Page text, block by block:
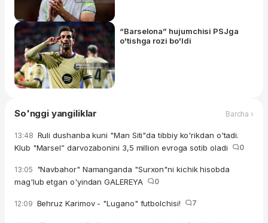
“Barselona” hujumchisi PSJga
o'tishga rozi bo'ldi
So'nggi yangiliklar Barcha ›
13:48 Ruli dushanba kuni "Man Siti"da tibbiy ko'rikdan o'tadi.
Klub "Marsel” darvozabonini 3,5 million evroga sotib oladi
0
13:05 "Navbahor" Namanganda "Surxon"ni kichik hisobda
mag'lub etgan o'yindan GALEREYA
0
12:09 Behruz Karimov - "Lugano" futbolchisi! 7